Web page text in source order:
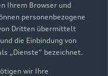
Ihrem Browser und
personenbezogene
Dritten übermittelt
die Einbindung von
„Dienste“ bezeichnet.
wir Ihre
uns